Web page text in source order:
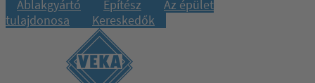
Ablakgyártó Építész
Az épület
tulajdonosa
Kereskedők